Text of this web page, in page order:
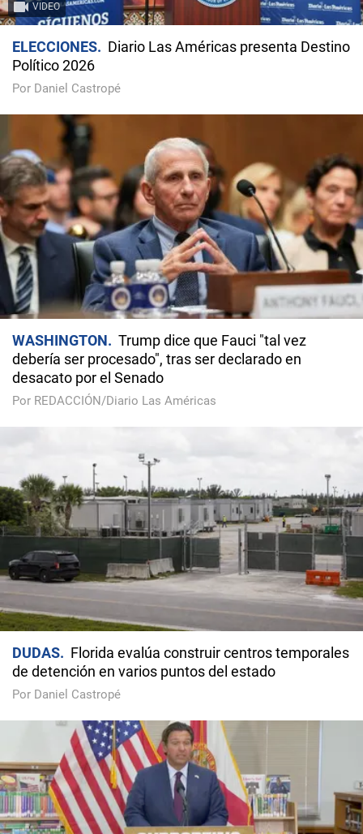
VIDEO
ELECCIONES
Diario Las Américas presenta Destino
Político 2026
Por Daniel Castropé
WASHINGTON
Trump dice que Fauci "tal vez
debería ser procesado", tras ser declarado en
desacato por el Senado
Por REDACCIÓN/Diario Las Américas
DUDAS
Florida evalúa construir centros temporales
de detención en varios puntos del estado
Por Daniel Castropé